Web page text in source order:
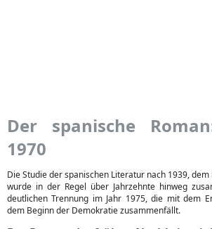
Der spanische
1970
Die Studie der spanischen Literatur nach 1939,
wurde in der Regel über Jahrzehnte hinweg
deutlichen Trennung im Jahr 1975, die mit dem
dem Beginn der Demokratie zusammenfällt.